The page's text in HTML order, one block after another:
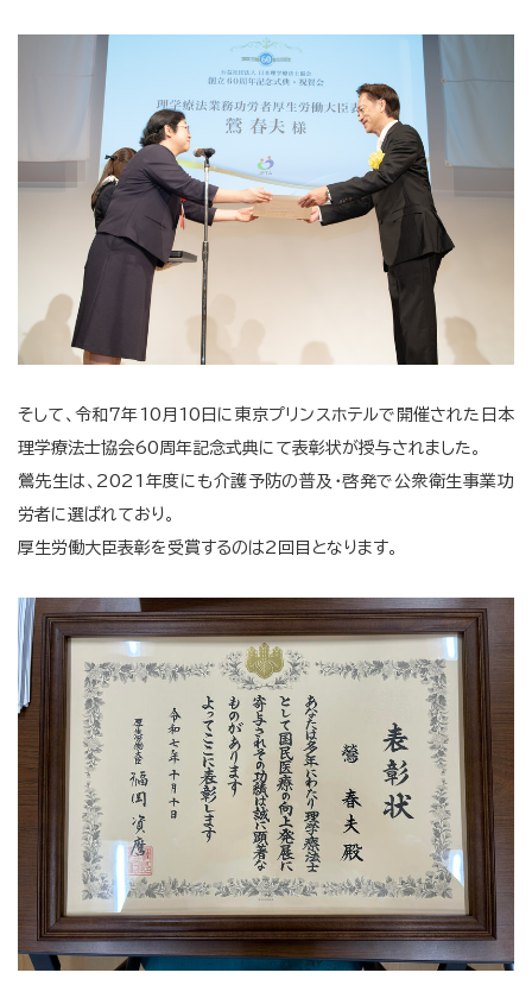
そして、令和7年10月10日に東京プリンスホテルで開催された日本
理学療法士協会60周年記念式典にて表彰状が授与されました。
鶯先生は、2021年度にも介護予防の普及・啓発で公衆衛生事業功
労者に選ばれており。
厚生労働大臣表彰を受賞するのは2回目となります。